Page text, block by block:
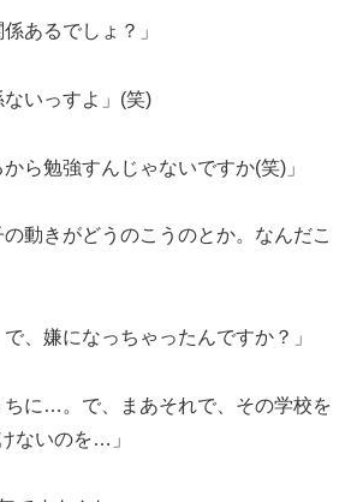
あるでしょ？」
いっすよ」(笑)
ら勉強すんじゃないですか(笑)」
動きがどうのこうのとか。なんだこ
、嫌になっちゃったんですか？」
ちに…。で、まあそれで、その学校を
ないのを…」